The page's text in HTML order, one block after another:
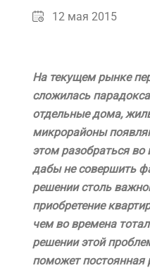
12 мая 2015
На текущем рынке
сложилась
отдельные дома,
микрорайоны
этом разобраться
дабы не совершить
решении столь
приобретение
чем во времена
решении этой
поможет постоянная